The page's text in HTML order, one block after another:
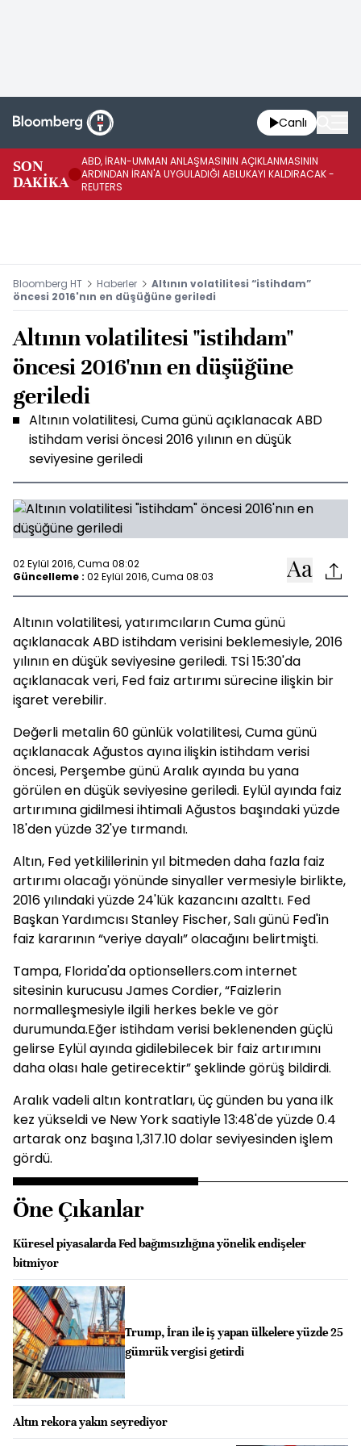
Canlı
SON
DAKİKA
ABD, İRAN-UMMAN ANLAŞMASININ AÇIKLANMASININ
ARDINDAN İRAN'A UYGULADIĞI ABLUKAYI KALDIRACAK -
REUTERS
Bloomberg HT Haberler
Altının volatilitesi “istihdam”
öncesi 2016'nın en düşüğüne geriledi
Altının volatilitesi "istihdam"
öncesi 2016'nın en düşüğüne
geriledi
Altının volatilitesi, Cuma günü açıklanacak ABD
istihdam verisi öncesi 2016 yılının en düşük
seviyesine geriledi
02 Eylül 2016, Cuma 08:02
Güncelleme : 02 Eylül 2016, Cuma 08:03
Altının volatilitesi, yatırımcıların Cuma günü
açıklanacak ABD istihdam verisini beklemesiyle, 2016
yılının en düşük seviyesine geriledi. TSİ 15:30'da
açıklanacak veri, Fed faiz artırımı sürecine ilişkin bir
işaret verebilir.
Değerli metalin 60 günlük volatilitesi, Cuma günü
açıklanacak Ağustos ayına ilişkin istihdam verisi
öncesi, Perşembe günü Aralık ayında bu yana
görülen en düşük seviyesine geriledi. Eylül ayında faiz
artırımına gidilmesi ihtimali Ağustos başındaki yüzde
18'den yüzde 32'ye tırmandı.
Altın, Fed yetkililerinin yıl bitmeden daha fazla faiz
artırımı olacağı yönünde sinyaller vermesiyle birlikte,
2016 yılındaki yüzde 24'lük kazancını azalttı. Fed
Başkan Yardımcısı Stanley Fischer, Salı günü Fed'in
faiz kararının “veriye dayalı” olacağını belirtmişti.
Tampa, Florida'da optionsellers.com internet
sitesinin kurucusu James Cordier, “Faizlerin
normalleşmesiyle ilgili herkes bekle ve gör
durumunda.Eğer istihdam verisi beklenenden güçlü
gelirse Eylül ayında gidilebilecek bir faiz artırımını
daha olası hale getirecektir” şeklinde görüş bildirdi.
Aralık vadeli altın kontratları, üç günden bu yana ilk
kez yükseldi ve New York saatiyle 13:48'de yüzde 0.4
artarak onz başına 1,317.10 dolar seviyesinden işlem
gördü.
Öne Çıkanlar
Küresel piyasalarda Fed bağımsızlığına yönelik endişeler
bitmiyor
Trump, İran ile iş yapan ülkelere yüzde 25
gümrük vergisi getirdi
Altın rekora yakın seyrediyor